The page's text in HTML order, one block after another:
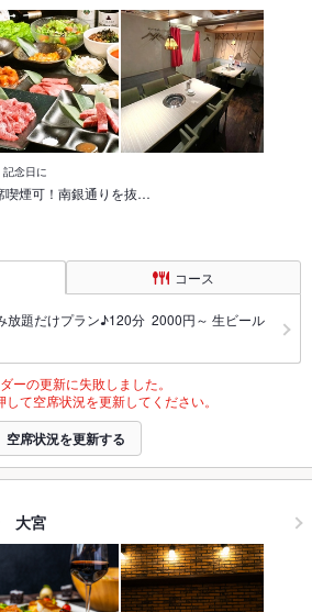
念日に
喫煙可！南銀通りを抜…
コース
放題だけプラン♪120分 2000円～ 生ビール
ーの更新に失敗しました。
て空席状況を更新してください。
空席状況を更新する
大宮